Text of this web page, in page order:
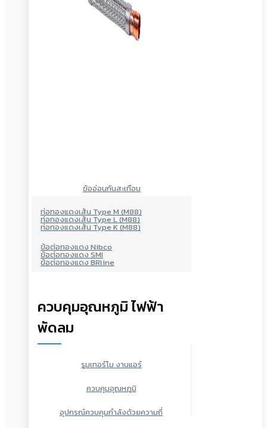
ข้ออ่อนกันสะเทือน
ท่อทองแดงเส้น Type M (M88)
ท่อทองแดงเส้น Type L (M88)
ท่อทองแดงเส้น Type K (M88)
ข้อต่อทองแดง Nibco
ข้อต่อทองแดง SMI
ข้อต่อทองแดง BRline
ควบคุมอุณหภูมิ ไฟฟ้า
พัดลม
รูมเทอร์โม งานแอร์
ควบคุมอุณหภูมิ
อุปกรณ์ควบคุมกำลังด้วยความถี่